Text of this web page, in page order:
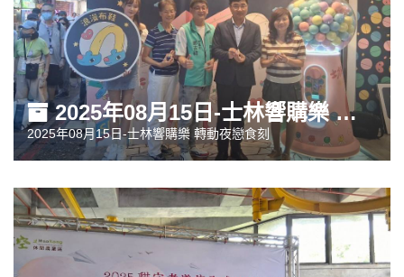
2025年08月15日-士林響購樂 轉動夜戀食刻
2025年08月15日-士林響購樂 轉動夜戀食刻